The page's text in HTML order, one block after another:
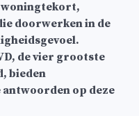
woningtekort,
doorwerken in de
de vier grootste
bieden
op deze